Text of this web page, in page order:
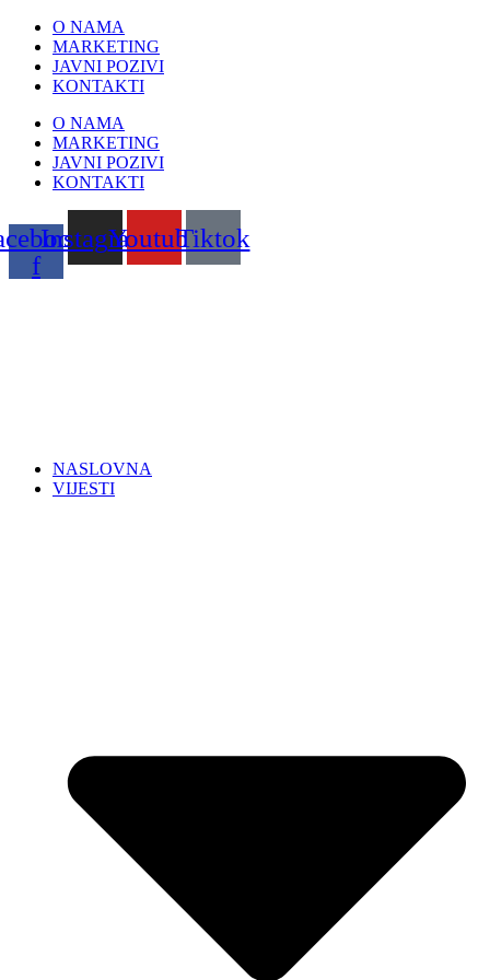
Skip
content
O NAMA
MARKETING
JAVNI POZIVI
KONTAKTI
O NAMA
MARKETING
JAVNI POZIVI
KONTAKTI
f
InstagramYoutubeTiktok
NASLOVNA
VIJESTI